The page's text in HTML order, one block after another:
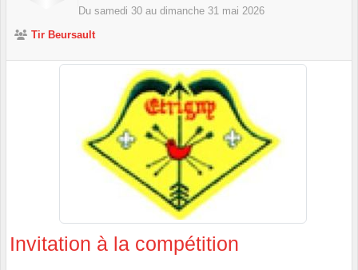
Du samedi 30 au dimanche 31 mai 2026
Tir Beursault
Invitation à la compétition